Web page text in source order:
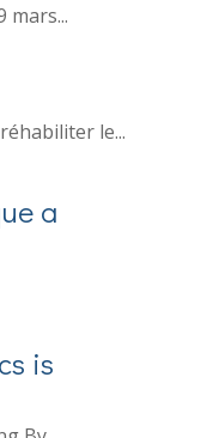
mars...
le...
a
is